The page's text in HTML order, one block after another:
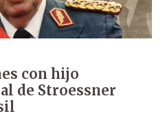
con hijo
de Stroessner